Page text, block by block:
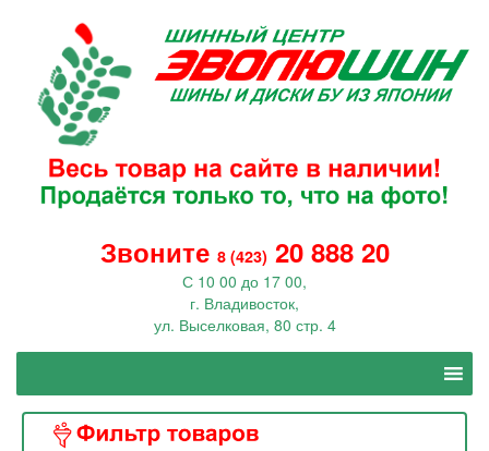
Звоните 8 (423) 20 888 20
С 10 00 до 17 00,
г. Владивосток,
ул. Выселковая, 80 стр. 4